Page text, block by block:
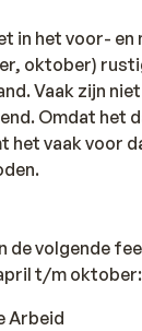
in het voor- en
oktober)
Vaak zijn
Omdat het
het vaak voor
de volgende
t/m oktober:
Arbeid